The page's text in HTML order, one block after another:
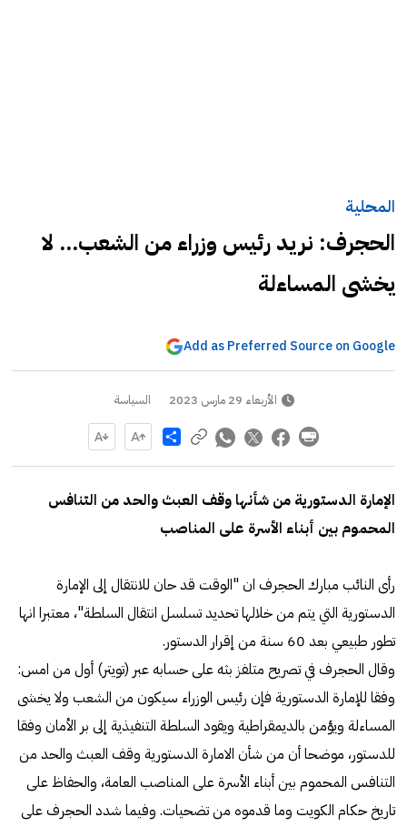
المحلية
الحجرف: نريد رئيس وزراء من الشعب... لا
يخشى المساءلة
Add as Preferred Source on Google
الأربعاء 29 مارس 2023 السياسة
Share
الإمارة الدستورية من شأنها وقف العبث والحد من التنافس
المحموم بين أبناء الأسرة على المناصب
رأى النائب مبارك الحجرف ان "الوقت قد حان للانتقال إلى الإمارة
الدستورية التي يتم من خلالها تحديد تسلسل انتقال السلطة"، معتبرا انها
تطور طبيعي بعد 60 سنة من إقرار الدستور.
وقال الحجرف في تصريح متلفز بثه على حسابه عبر (تويتر) أول من امس:
وفقا للإمارة الدستورية فإن رئيس الوزراء سيكون من الشعب ولا يخشى
المساءلة ويؤمن بالديمقراطية ويقود السلطة التنفيذية إلى بر الأمان وفقا
للدستور، موضحا أن من شأن الامارة الدستورية وقف العبث والحد من
التنافس المحموم بين أبناء الأسرة على المناصب العامة، والحفاظ على
تاريخ حكام الكويت وما قدموه من تضحيات. وفيما شدد الحجرف على